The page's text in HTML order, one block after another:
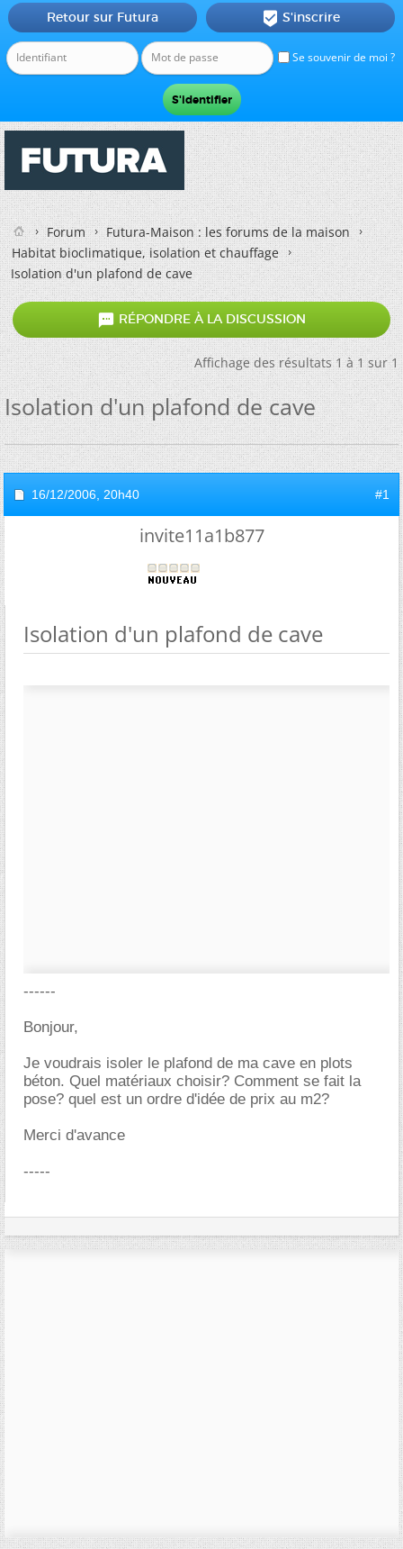
Se souvenir de moi ?
Retour sur Futura  S'inscrire
Forum
Futura-Maison : les forums de la maison
Habitat bioclimatique, isolation et chauffage
Isolation d'un plafond de cave
 RÉPONDRE À LA DISCUSSION
Affichage des résultats 1 à 1 sur 1
Isolation d'un plafond de cave
16/12/2006, 20h40 #1
invite11a1b877
Isolation d'un plafond de cave
------
Bonjour,
Je voudrais isoler le plafond de ma cave en plots
béton. Quel matériaux choisir? Comment se fait la
pose? quel est un ordre d'idée de prix au m2?
Merci d'avance
-----